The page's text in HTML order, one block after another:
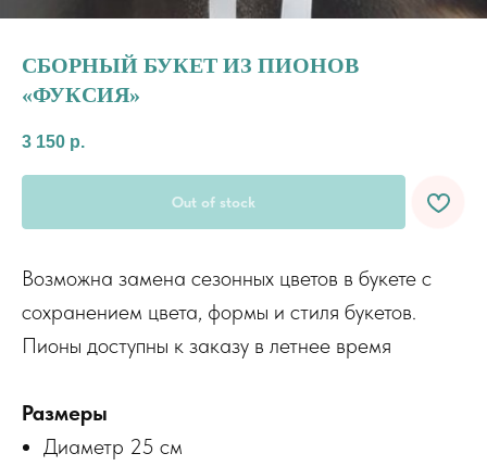
СБОРНЫЙ БУКЕТ ИЗ ПИОНОВ
«ФУКСИЯ»
3 150 р.
Out of stock
Возможна замена сезонных цветов в букете с
сохранением цвета, формы и стиля букетов.
Пионы доступны к заказу в летнее время
Размеры
Диаметр 25 см